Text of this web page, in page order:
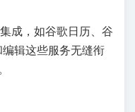
成，如谷歌日历、谷
辑这些服务无缝衔